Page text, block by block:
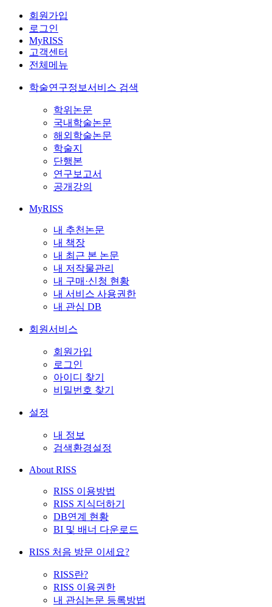
회원가입
로그인
MyRISS
고객센터
전체메뉴
학술연구정보서비스 검색
학위논문
국내학술논문
해외학술논문
학술지
단행본
연구보고서
공개강의
MyRISS
내 추천논문
내 책장
내 최근 본 논문
내 저작물관리
내 구매·신청 현황
내 서비스 사용권한
내 관심 DB
회원서비스
회원가입
로그인
아이디 찾기
비밀번호 찾기
설정
내 정보
검색환경설정
About RISS
RISS 이용방법
RISS 지식더하기
DB연계 현황
BI 및 배너 다운로드
RISS 처음 방문 이세요?
RISS란?
RISS 이용권한
내 관심논문 등록방법